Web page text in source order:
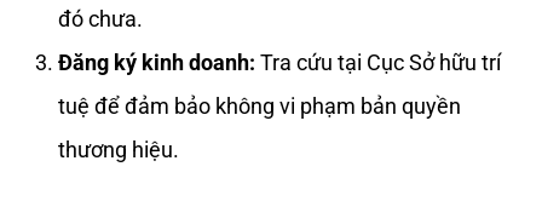
đó chưa.
Đăng ký kinh doanh: Tra cứu tại Cục Sở hữu trí
tuệ để đảm bảo không vi phạm bản quyền
thương hiệu.